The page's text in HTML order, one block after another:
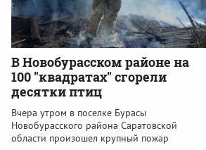
В Новобурасском районе на
100 "квадратах" сгорели
десятки птиц
Вчера утром в поселке Бурасы
Новобурасского района Саратовской
области произошел крупный пожар